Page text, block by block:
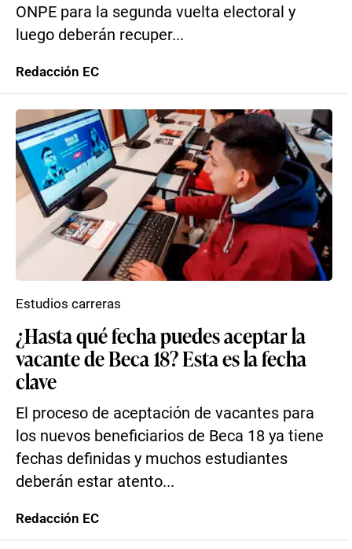
ONPE para la segunda vuelta electoral y
luego deberán recuper...
Redacción EC
¿Hasta qué fecha puedes aceptar la
vacante de Beca 18? Esta es la fecha
clave
El proceso de aceptación de vacantes para
los nuevos beneficiarios de Beca 18 ya tiene
fechas definidas y muchos estudiantes
deberán estar atento...
Estudios carreras
Redacción EC